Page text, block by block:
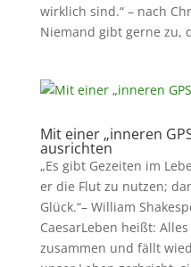
wirklich sind.“ – nach
Niemand gibt gerne zu,
Mit einer „inneren
ausrichten
„Es gibt Gezeiten im
er die Flut zu nutzen;
Glück.“– William
CaesarLeben heißt:
zusammen und fällt